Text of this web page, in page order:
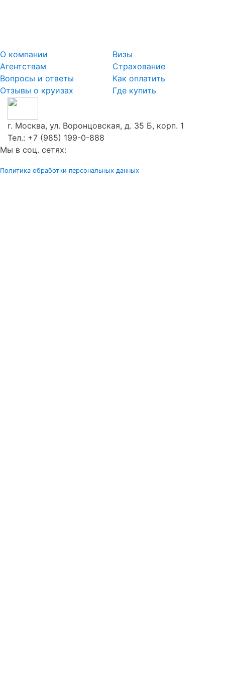
О компании
Агентствам
Вопросы и ответы
Отзывы о круизах
Визы
Страхование
Как оплатить
Где купить
г. Москва, ул. Воронцовская, д. 35 Б, корп. 1
Тел.: +7 (985) 199-0-888
Мы в соц. сетях:
Политика обработки персональных данных